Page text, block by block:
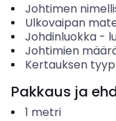
Johtimen
Ulkovaipan
Johdinluokka-
Johtimien
Kertauksen
Pakkaus ja
1 metri